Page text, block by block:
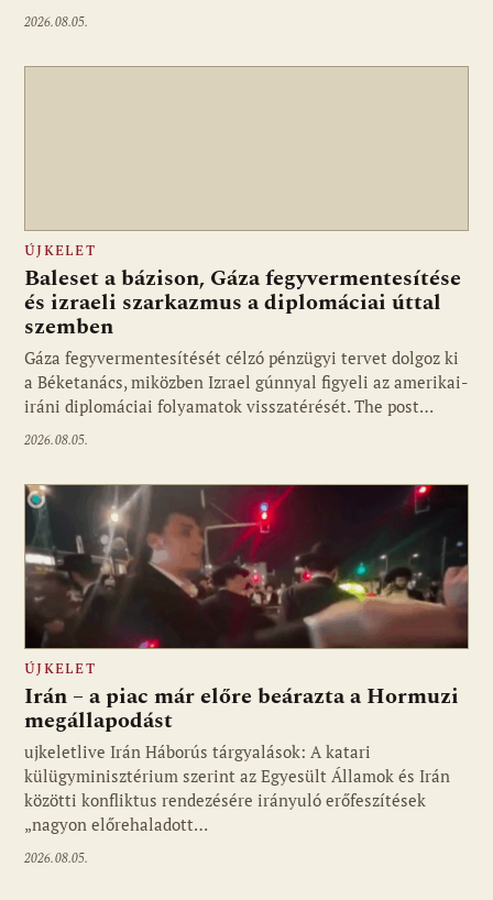
2026.08.05.
ÚJKELET
Baleset a bázison, Gáza fegyvermentesítése
és izraeli szarkazmus a diplomáciai úttal
szemben
Gáza fegyvermentesítését célzó pénzügyi tervet dolgoz ki
a Béketanács, miközben Izrael gúnnyal figyeli az amerikai-
iráni diplomáciai folyamatok visszatérését. The post…
2026.08.05.
Fotó: ujkelet.live
ÚJKELET
Irán – a piac már előre beárazta a Hormuzi
megállapodást
ujkeletlive Irán Háborús tárgyalások: A katari
külügyminisztérium szerint az Egyesült Államok és Irán
közötti konfliktus rendezésére irányuló erőfeszítések
„nagyon előrehaladott…
2026.08.05.